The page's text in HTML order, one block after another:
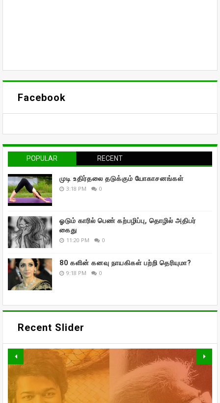
Facebook
POPULAR RECENT
முடி உதிர்தலை தடுக்கும் யோகாசனங்கள்
3:18 PM 0
ஓடும் காரில் பெண் கற்பழிப்பு, தொழில் அதிபர்
கைது
11:20 PM 0
80 களின் கனவு நாயகிகள் பற்றி தெரியுமா?
9:18 PM 0
Recent Slider